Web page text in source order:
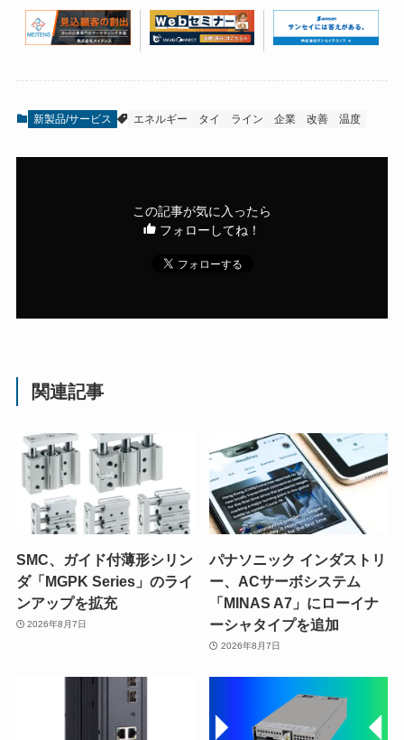
新製品/サービス エネルギー タイ ライン 企業 改善 温度
この記事が気に入ったら
フォローしてね！
関連記事
SMC、ガイド付薄形シリン
ダ「MGPK Series」のライ
ンアップを拡充
2026年8月7日
パナソニック インダストリ
ー、ACサーボシステム
「MINAS A7」にローイナ
ーシャタイプを追加
2026年8月7日